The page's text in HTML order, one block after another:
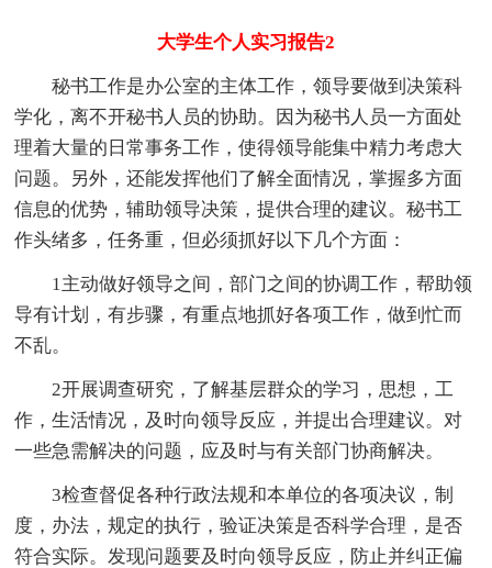
大学生个人实习报告2
秘书工作是办公室的主体工作，领导要做到决策科
学化，离不开秘书人员的协助。因为秘书人员一方面处
理着大量的日常事务工作，使得领导能集中精力考虑大
问题。另外，还能发挥他们了解全面情况，掌握多方面
信息的优势，辅助领导决策，提供合理的建议。秘书工
作头绪多，任务重，但必须抓好以下几个方面：
1主动做好领导之间，部门之间的协调工作，帮助领
导有计划，有步骤，有重点地抓好各项工作，做到忙而
不乱。
2开展调查研究，了解基层群众的学习，思想，工
作，生活情况，及时向领导反应，并提出合理建议。对
一些急需解决的问题，应及时与有关部门协商解决。
3检查督促各种行政法规和本单位的各项决议，制
度，办法，规定的执行，验证决策是否科学合理，是否
符合实际。发现问题要及时向领导反应，防止并纠正偏